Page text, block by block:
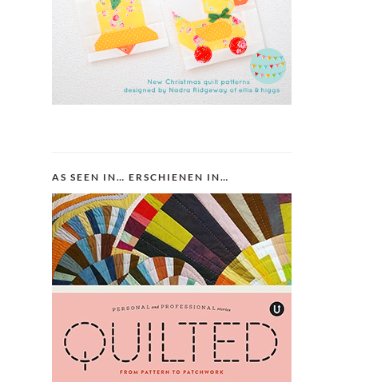
AS SEEN IN… ERSCHIENEN IN…